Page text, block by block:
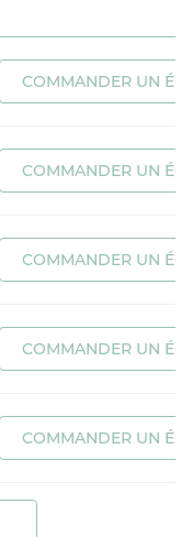
COMMANDER UN
COMMANDER UN
COMMANDER UN
COMMANDER UN
COMMANDER UN